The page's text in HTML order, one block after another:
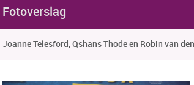
Fotoverslag
Joanne Telesford, Qshans Thode en Robin van